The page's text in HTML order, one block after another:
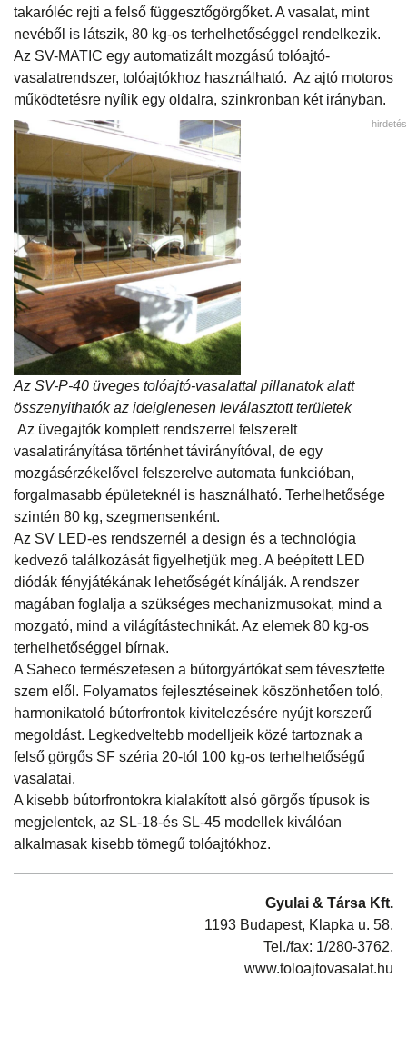
takaróléc rejti a felső függesztőgörgőket. A vasalat, mint
nevéből is látszik, 80 kg-os terhelhetőséggel rendelkezik.
Az SV-MATIC egy automatizált mozgású tolóajtó-
vasalatrendszer, tolóajtókhoz használható. Az ajtó motoros
működtetésre nyílik egy oldalra, szinkronban két irányban.
Az SV-P-40 üveges tolóajtó-vasalattal pillanatok alatt
összenyithatók az ideiglenesen leválasztott területek
hirdetés
Az üvegajtók komplett rendszerrel felszerelt
vasalatirányítása történhet távirányítóval, de egy
mozgásérzékelővel felszerelve automata funkcióban,
forgalmasabb épületeknél is használható. Terhelhetősége
szintén 80 kg, szegmensenként.
Az SV LED-es rendszernél a design és a technológia
kedvező találkozását figyelhetjük meg. A beépített LED
diódák fényjátékának lehetőségét kínálják. A rendszer
magában foglalja a szükséges mechanizmusokat, mind a
mozgató, mind a világítástechnikát. Az elemek 80 kg-os
terhelhetőséggel bírnak.
A Saheco természetesen a bútorgyártókat sem tévesztette
szem elől. Folyamatos fejlesztéseinek köszönhetően toló,
harmonikatoló bútorfrontok kivitelezésére nyújt korszerű
megoldást. Legkedveltebb modelljeik közé tartoznak a
felső görgős SF széria 20-tól 100 kg-os terhelhetőségű
vasalatai.
A kisebb bútorfrontokra kialakított alsó görgős típusok is
megjelentek, az SL-18-és SL-45 modellek kiválóan
alkalmasak kisebb tömegű tolóajtókhoz.
Gyulai & Társa Kft.
1193 Budapest, Klapka u. 58.
Tel./fax: 1/280-3762.
www.toloajtovasalat.hu